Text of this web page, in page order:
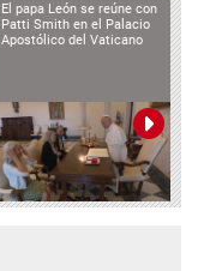
El papa León se reúne con
Patti Smith en el Palacio
Apostólico del Vaticano